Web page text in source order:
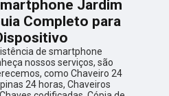
Jardim
Completo para
de smartphone
nossos serviços, são
como Chaveiro 24
24 horas, Chaveiros